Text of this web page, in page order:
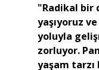
"Radikal bir
yaşıyoruz
yoluyla
zorluyor.
yaşam